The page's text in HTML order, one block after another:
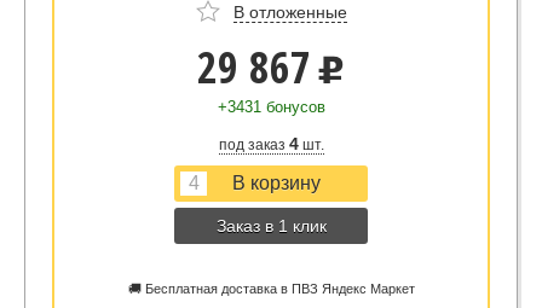
В отложенные
29 867 u
+3431 бонусов
под заказ 4шт.
Заказ в 1 клик
🚚 Бесплатная доставка в ПВЗ Яндекс Маркет